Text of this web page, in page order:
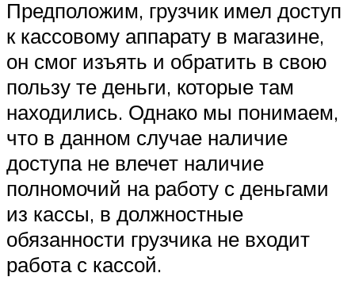
Предположим, грузчик имел доступ
к кассовому аппарату в магазине,
он смог изъять и обратить в свою
пользу те деньги, которые там
находились. Однако мы понимаем,
что в данном случае наличие
доступа не влечет наличие
полномочий на работу с деньгами
из кассы, в должностные
обязанности грузчика не входит
работа с кассой.